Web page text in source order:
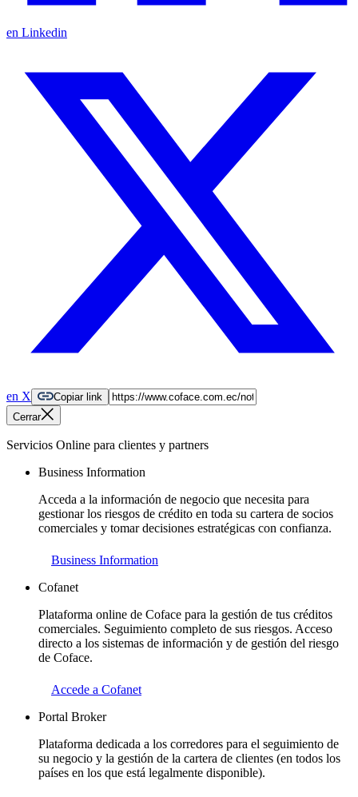
en Linkedin
en X
Copiar link
Cerrar
Servicios Online para clientes y partners
Business Information
Acceda a la información de negocio que necesita para
gestionar los riesgos de crédito en toda su cartera de socios
comerciales y tomar decisiones estratégicas con confianza.
Business Information
Cofanet
Plataforma online de Coface para la gestión de tus créditos
comerciales. Seguimiento completo de sus riesgos. Acceso
directo a los sistemas de información y de gestión del riesgo
de Coface.
Accede a Cofanet
Portal Broker
Plataforma dedicada a los corredores para el seguimiento de
su negocio y la gestión de la cartera de clientes (en todos los
países en los que está legalmente disponible).